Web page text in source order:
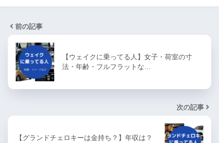
前の記事
【ウェイクに乗ってる人】女子・荷室の寸
法・年齢・フルフラットな…
次の記事
【グランドチェロキーは金持ち？】年収は？